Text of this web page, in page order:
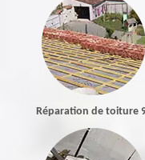
Réparation de toiture